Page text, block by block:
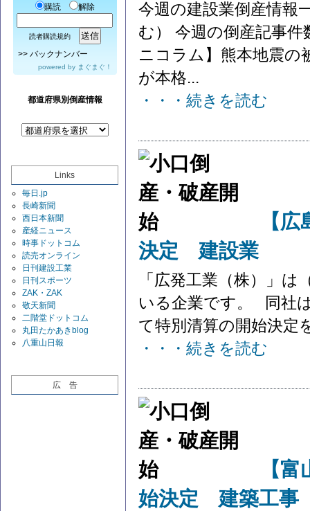
購読 解除
読者購読規約
>> バックナンバー
powered by まぐまぐ！
都道府県別倒産情報
Links
毎日.jp
長崎新聞
西日本新聞
産経ニュース
時事ドットコム
読売オンライン
日刊建設工業
日刊スポーツ
ZAK・ZAK
敬天新聞
二階堂ドットコム
丸田たかあきblog
八重山日報
広 告
今週の建設業倒産情報
む） 今週の倒産記事
ニコラム】熊本地震の
が本格...
・・・続きを読む
【
決定 建設業
「広発工業（株）」
いる企業です。 同社
て特別清算の開始決定
・・・続きを読む
【
始決定 建築工事